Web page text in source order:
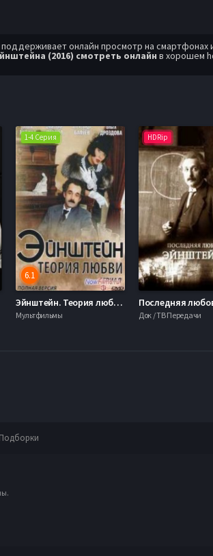
онлайн просмотр на смартфонах
(2016) смотреть онлайн в хорошем
1-4 Серия
6.1
Эйнштейн. Теория любви (2013)
Мультфильмы
HDRip
Док / ТВ Передачи
Подборки